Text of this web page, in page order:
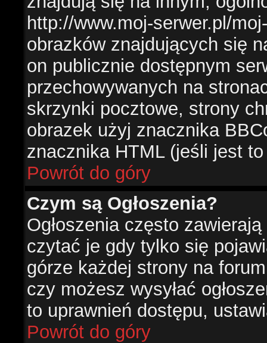
http://www.moj-serwer.pl/
obrazków znajdujących się
on publicznie dostępnym
przechowywanych na
skrzynki pocztowe, strony
obrazek użyj znacznika
znacznika HTML (jeśli jest
Powrót do góry
Czym są Ogłoszenia?
Ogłoszenia często
czytać je gdy tylko się
górze każdej strony na
czy możesz wysyłać
to uprawnień dostępu,
Powrót do góry